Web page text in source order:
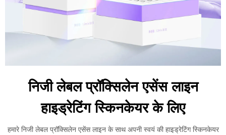
निजी लेबल प्रॉक्सिलेन एसेंस लाइन
हाइड्रेटिंग स्किनकेयर के लिए
हमारे निजी लेबल प्रॉक्सिलेन एसेंस लाइन के साथ अपनी स्वयं की हाइड्रेटिंग स्किनकेयर